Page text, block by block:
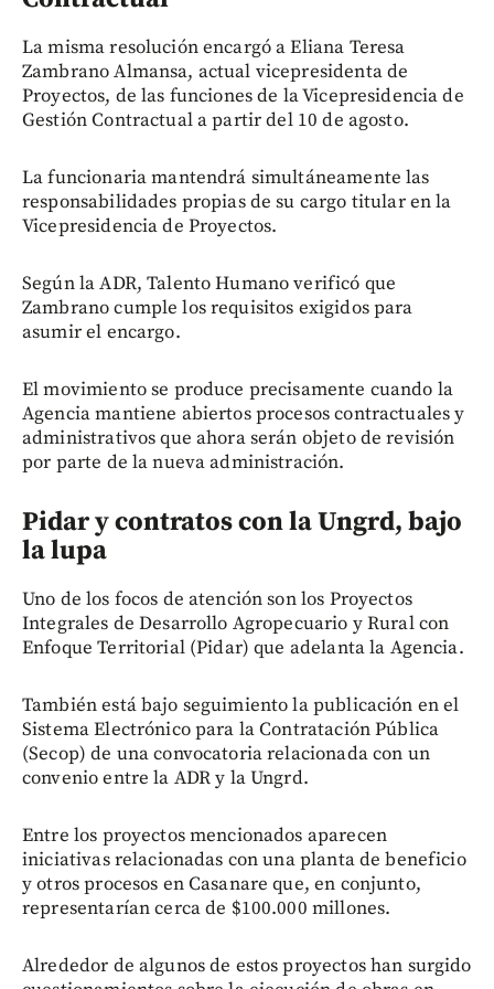
La misma resolución encargó a Eliana Teresa
Zambrano Almansa, actual vicepresidenta de
Proyectos, de las funciones de la Vicepresidencia de
Gestión Contractual a partir del 10 de agosto.
La funcionaria mantendrá simultáneamente las
responsabilidades propias de su cargo titular en la
Vicepresidencia de Proyectos.
Según la ADR, Talento Humano verificó que
Zambrano cumple los requisitos exigidos para
asumir el encargo.
El movimiento se produce precisamente cuando la
Agencia mantiene abiertos procesos contractuales y
administrativos que ahora serán objeto de revisión
por parte de la nueva administración.
Pidar y contratos con la Ungrd, bajo
la lupa
Uno de los focos de atención son los Proyectos
Integrales de Desarrollo Agropecuario y Rural con
Enfoque Territorial (Pidar) que adelanta la Agencia.
También está bajo seguimiento la publicación en el
Sistema Electrónico para la Contratación Pública
(Secop) de una convocatoria relacionada con un
convenio entre la ADR y la Ungrd.
Entre los proyectos mencionados aparecen
iniciativas relacionadas con una planta de beneficio
y otros procesos en Casanare que, en conjunto,
representarían cerca de $100.000 millones.
Alrededor de algunos de estos proyectos han surgido